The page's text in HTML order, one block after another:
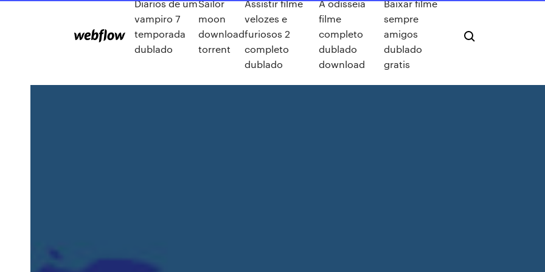
Diários de um
vampiro 7
temporada
dublado
Sailor
moon
download
torrent
Assistir filme
velozes e
furiosos 2
completo
dublado
A odisseia
filme
completo
dublado
download
Baixar filme
sempre
amigos
dublado
gratis